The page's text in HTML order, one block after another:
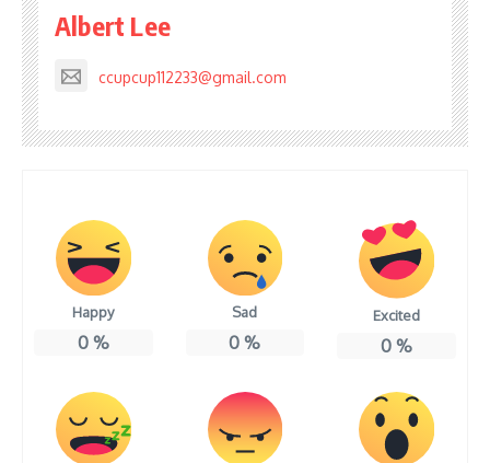
Albert Lee
ccupcup112233@gmail.com
Happy
0%
Sad
0 %
Excited
0 %